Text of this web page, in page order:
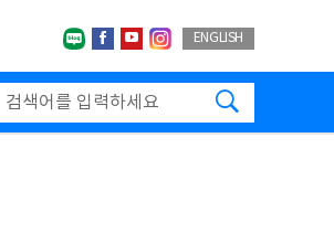
네이버블로그
페이스북
유투브인스타그랩
ENGLISH